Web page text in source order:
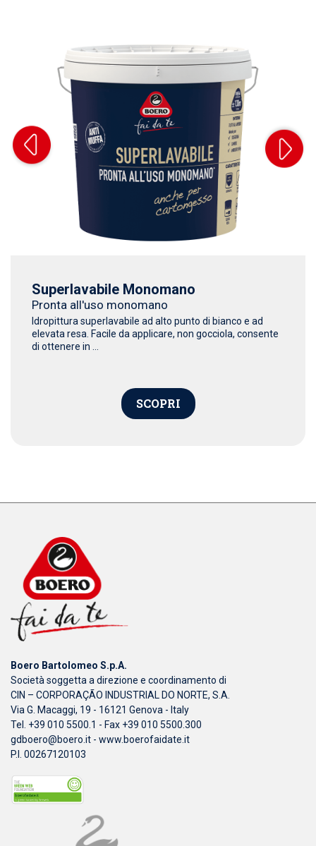
Superlavabile Monomano
Pronta all'uso monomano
Idropittura superlavabile ad alto punto di bianco e ad
elevata resa. Facile da applicare, non gocciola, consente
di ottenere in ...
SCOPRI
Boero Bartolomeo S.p.A.
Società soggetta a direzione e coordinamento di
CIN – CORPORAÇÃO INDUSTRIAL DO NORTE, S.A.
Via G. Macaggi, 19 - 16121 Genova - Italy
Tel. +39 010 5500.1 - Fax +39 010 5500.300
gdboero@boero.it - www.boerofaidate.it
P.I. 00267120103